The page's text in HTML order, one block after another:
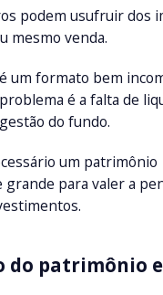
podem usufruir dos
mesmo venda.
um formato bem
é a falta de
do fundo.
um patrimônio
para valer a
do patrimônio